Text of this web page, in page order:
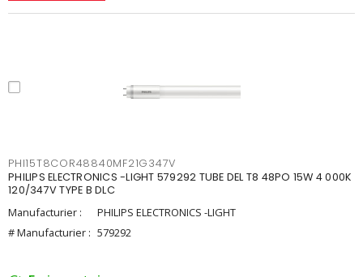
PHI15T8COR48840MF21G347V
PHILIPS ELECTRONICS -LIGHT 579292 TUBE DEL T8 48PO 15W 4 000K
120/347V TYPE B DLC
Manufacturier :
PHILIPS ELECTRONICS -LIGHT
# Manufacturier : 579292